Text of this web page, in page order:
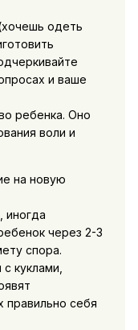
одеть
и ваше
ребенка. Оно
воли и
на новую
иногда
через 2-3
спора.
куклами,
правильно себя